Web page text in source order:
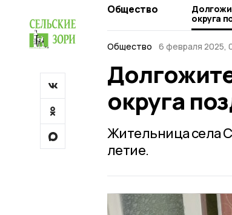
Общество
округа
Общество
6 февраля 2025,
округа
Жительница села
летие.